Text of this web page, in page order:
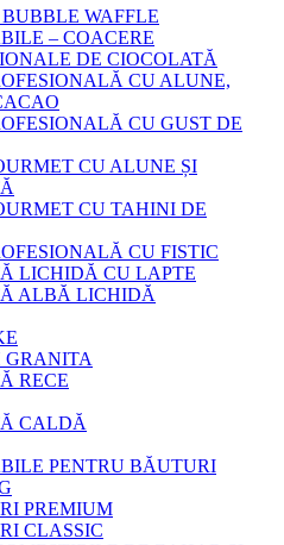
WAFFLE
– COACERE
DE CIOCOLATĂ
CU ALUNE,
CU GUST DE
CU ALUNE ȘI
CU TAHINI DE
CU FISTIC
LICHIDĂ CU LAPTE
ALBĂ LICHIDĂ
GRANITA
RECE
CALDĂ
PENTRU BĂUTURI
PREMIUM
CLASSIC